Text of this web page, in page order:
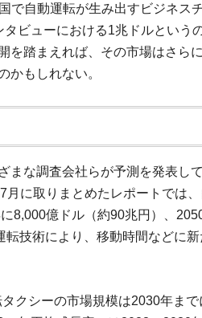
で自動運転が生み出すビジネス
ビューにおける1兆ドルという
を踏まえれば、その市場はさら
かもしれない。
まな調査会社らが予測を発表し
に取りまとめたレポートでは
8,000億ドル（約90兆円）、
技術により、移動時間などに
クシーの市場規模は2030年まで